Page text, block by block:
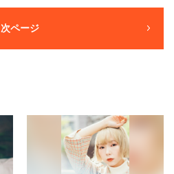
次ページ